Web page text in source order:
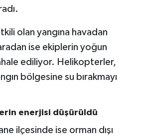
olan yangına havadan
ise ekiplerin yoğun
ediliyor. Helikopterler,
bölgesine su bırakmayı
enerjisi düşürüldü
ilçesinde ise orman dışı